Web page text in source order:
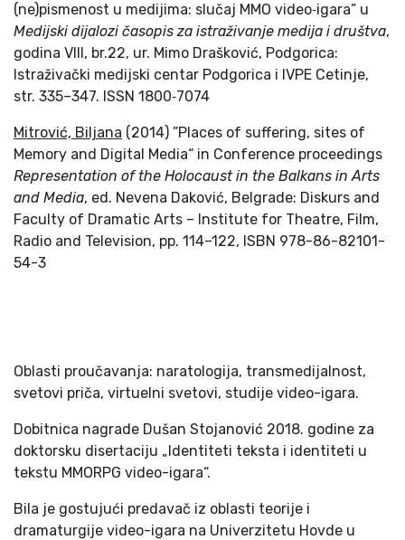
(ne)pismenost u medijima: slučaj MMO video‐igara” u
Medijski dijalozi časopis za istraživanje medija i društva,
godina VIII, br.22, ur. Mimo Drašković, Podgorica:
Istraživački medijski centar Podgorica i IVPE Cetinje,
str. 335–347. ISSN 1800‐7074
Mitrović, Biljana (2014) ”Places of suffering, sites of
Memory and Digital Media“ in Conference proceedings
Representation of the Holocaust in the Balkans in Arts
and Media, ed. Nevena Daković, Belgrade: Diskurs and
Faculty of Dramatic Arts – Institute for Theatre, Film,
Radio and Television, pp. 114–122, ISBN 978-86-82101-
54-3
Oblasti proučavanja: naratologija, transmedijalnost,
svetovi priča, virtuelni svetovi, studije video-igara.
Dobitnica nagrade Dušan Stojanović 2018. godine za
doktorsku disertaciju „Identiteti teksta i identiteti u
tekstu MMORPG video-igara“.
Bila je gostujući predavač iz oblasti teorije i
dramaturgije video-igara na Univerzitetu Hovde u